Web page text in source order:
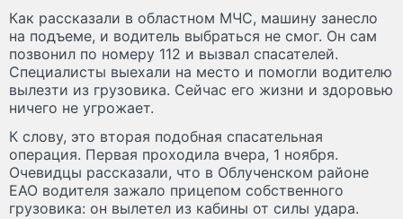
Как рассказали в областном МЧС, машину занесло
на подъеме, и водитель выбраться не смог. Он сам
позвонил по номеру 112 и вызвал спасателей.
Специалисты выехали на место и помогли водителю
вылезти из грузовика. Сейчас его жизни и здоровью
ничего не угрожает.
К слову, это вторая подобная спасательная
операция. Первая проходила вчера, 1 ноября.
Очевидцы рассказали, что в Облученском районе
ЕАО водителя зажало прицепом собственного
грузовика: он вылетел из кабины от силы удара.